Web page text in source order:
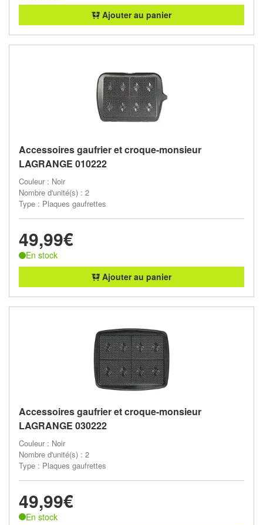
Ajouter au panier
Accessoires gaufrier et croque-monsieur
LAGRANGE 010222
Couleur : Noir
Nombre d'unité(s) : 2
Type : Plaques gaufrettes
49,99€
En stock
Ajouter au panier
Accessoires gaufrier et croque-monsieur
LAGRANGE 030222
Couleur : Noir
Nombre d'unité(s) : 2
Type : Plaques gaufrettes
49,99€
En stock